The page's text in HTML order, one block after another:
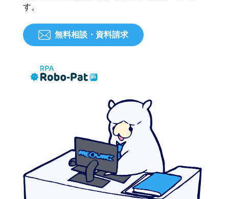
す。
無料相談・資料請求